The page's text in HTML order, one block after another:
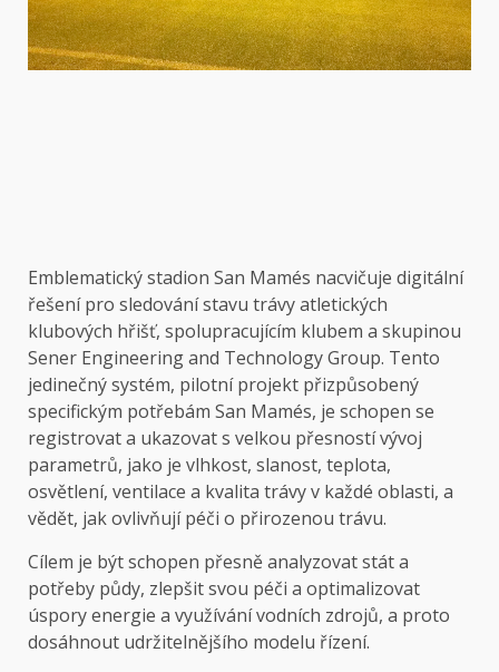
Emblematický stadion San Mamés nacvičuje digitální
řešení pro sledování stavu trávy atletických
klubových hřišť, spolupracujícím klubem a skupinou
Sener Engineering and Technology Group. Tento
jedinečný systém, pilotní projekt přizpůsobený
specifickým potřebám San Mamés, je schopen se
registrovat a ukazovat s velkou přesností vývoj
parametrů, jako je vlhkost, slanost, teplota,
osvětlení, ventilace a kvalita trávy v každé oblasti, a
vědět, jak ovlivňují péči o přirozenou trávu.
Cílem je být schopen přesně analyzovat stát a
potřeby půdy, zlepšit svou péči a optimalizovat
úspory energie a využívání vodních zdrojů, a proto
dosáhnout udržitelnějšího modelu řízení.